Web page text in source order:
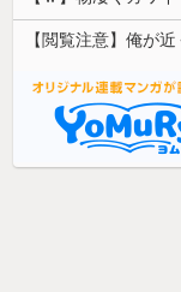
【閲覧注意】俺が